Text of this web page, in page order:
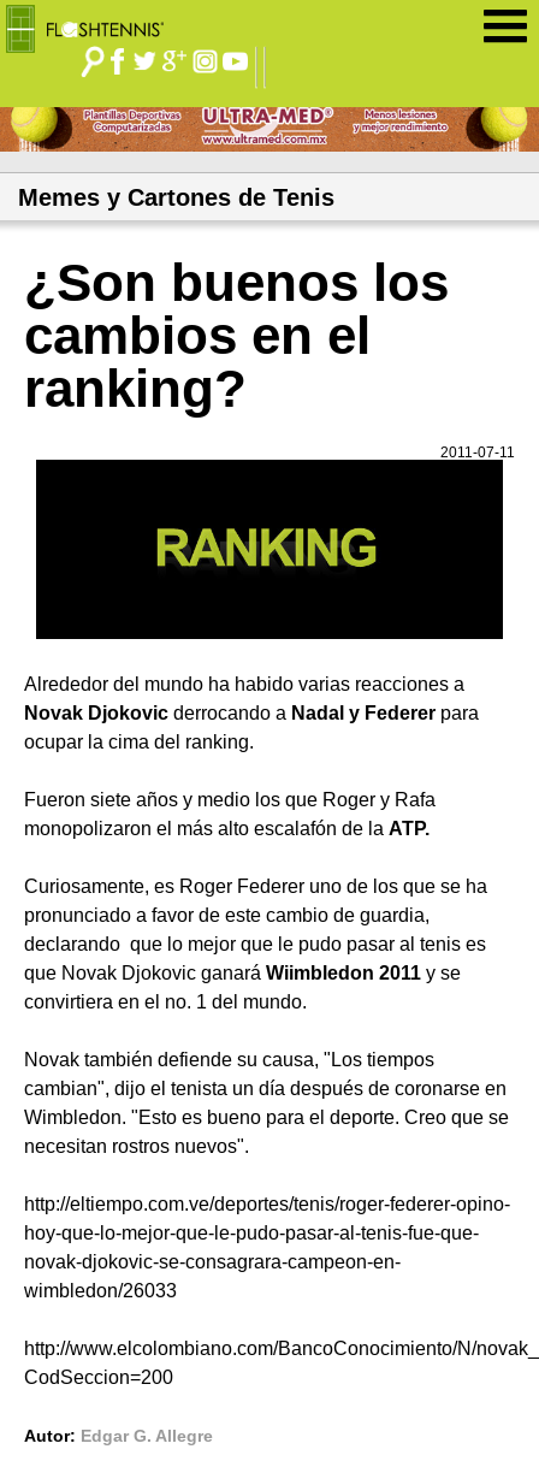
Memes y Cartones de Tenis
¿Son buenos los
cambios en el
ranking?
2011-07-11
Alrededor del mundo ha habido varias reacciones a
Novak Djokovic derrocando a Nadal y Federer para
ocupar la cima del ranking.
Fueron siete años y medio los que Roger y Rafa
monopolizaron el más alto escalafón de la ATP.
Curiosamente, es Roger Federer uno de los que se ha
pronunciado a favor de este cambio de guardia,
declarando que lo mejor que le pudo pasar al tenis es
que Novak Djokovic ganará Wiimbledon 2011 y se
convirtiera en el no. 1 del mundo.
Novak también defiende su causa, "Los tiempos
cambian", dijo el tenista un día después de coronarse en
Wimbledon. "Esto es bueno para el deporte. Creo que se
necesitan rostros nuevos".
http://eltiempo.com.ve/deportes/tenis/roger-federer-opino-
hoy-que-lo-mejor-que-le-pudo-pasar-al-tenis-fue-que-
novak-djokovic-se-consagrara-campeon-en-
wimbledon/26033
http://www.elcolombiano.com/BancoConocimiento/N/
CodSeccion=200
Autor: Edgar G. Allegre